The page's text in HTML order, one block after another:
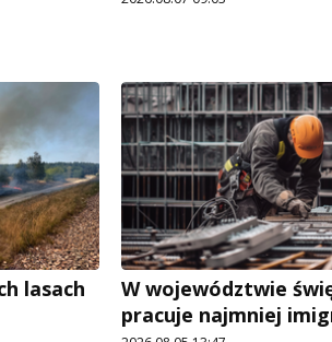
lasach
W województwie
pracuje najmniej